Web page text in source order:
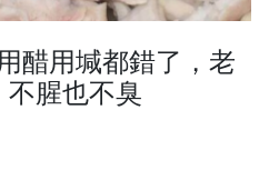
醋用堿都錯了，老
不腥也不臭